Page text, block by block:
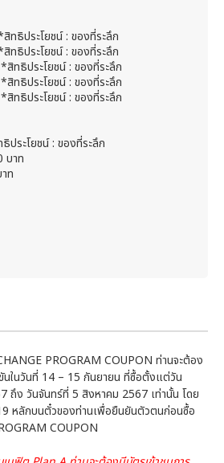
ทธิประโยชน์ : ของที่ระลึก
ทธิประโยชน์ : ของที่ระลึก
ทธิประโยชน์ : ของที่ระลึก
ทธิประโยชน์ : ของที่ระลึก
ทธิประโยชน์ : ของที่ระลึก
ระโยชน์ : ของที่ระลึก
บาท
ท
PROGRAM COUPON ท่านจะต้อง
นในวันที่ 14 – 15 กันยายน ที่ซื้อตั้งแต่วัน
ถึง วันจันทร์ที่ 5 สิงหาคม 2567 เท่านั้น โดย
หลักบนตั๋วของท่านเพื่อยืนยันตัวตนก่อนซื้อ
COUPON